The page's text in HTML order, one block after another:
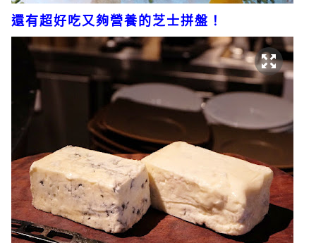
還有超好吃又夠營養的芝士拼盤！